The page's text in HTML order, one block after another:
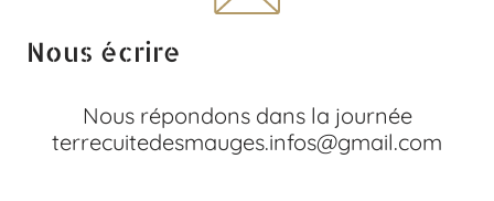
Nous écrire
Nous répondons dans la journée
terrecuitedesmauges.infos@gmail.com